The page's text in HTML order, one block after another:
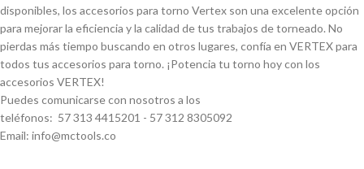
disponibles, los accesorios para torno Vertex son una excelente opción
para mejorar la eficiencia y la calidad de tus trabajos de torneado. No
pierdas más tiempo buscando en otros lugares, confí­a en VERTEX para
todos tus accesorios para torno. ¡Potencia tu torno hoy con los
accesorios VERTEX!
Puedes comunicarse con nosotros a los
teléfonos: 57 313 4415201 - 57 312 8305092
Email: info@mctools.co